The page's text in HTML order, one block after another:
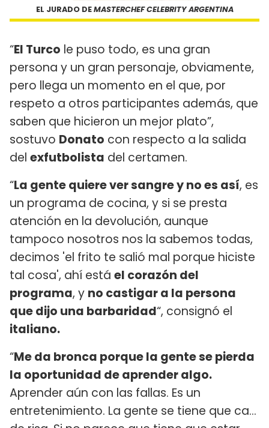
EL JURADO DEMASTERCHEF CELEBRITY ARGENTINA
“El Turco le puso todo, es una gran
persona y un gran personaje, obviamente,
pero llega un momento en el que, por
respeto a otros participantes además, que
saben que hicieron un mejor plato”,
sostuvo Donato con respecto a la salida
del exfutbolista del certamen.
“La gente quiere ver sangre y no es así, es
un programa de cocina, y si se presta
atención en la devolución, aunque
tampoco nosotros nos la sabemos todas,
decimos 'el frito te salió mal porque hiciste
tal cosa', ahí está el corazón del
programa, y no castigar a la persona
que dijo una barbaridad“, consignó el
italiano.
“Me da bronca porque la gente se pierda
la oportunidad de aprender algo.
Aprender aún con las fallas. Es un
entretenimiento. La gente se tiene que ca...